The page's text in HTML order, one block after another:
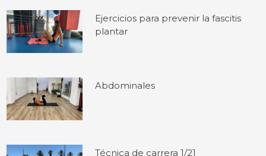
Ejercicios para prevenir la fascitis
plantar
Abdominales
Técnica de carrera 1/21